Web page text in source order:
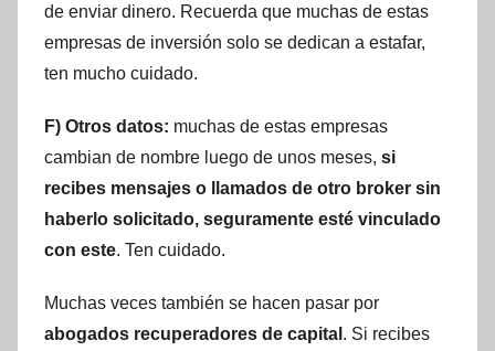
de enviar dinero. Recuerda que muchas de estas
empresas de inversión solo se dedican a estafar,
ten mucho cuidado.
F) Otros datos: muchas de estas empresas
cambian de nombre luego de unos meses, si
recibes mensajes o llamados de otro broker sin
haberlo solicitado, seguramente esté vinculado
con este. Ten cuidado.
Muchas veces también se hacen pasar por
abogados recuperadores de capital . Si recibes